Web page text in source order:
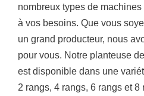
nombreux types de
à vos besoins. Que vous
un grand producteur, nous
pour vous. Notre planteuse
est disponible dans une
2 rangs, 4 rangs, 6 rangs et 8